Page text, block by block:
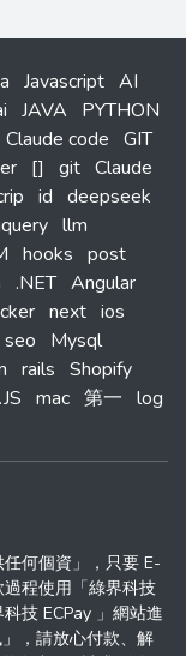
Javascript AI
JAVA
PYTHON
Claude code GIT
[] git Claude
id deepseek
llm
hooks post
.NET Angular
next ios
seo
Mysql
rails Shopify
mac 第一 log
何個資」，只要 E-
程使用「綠界科技
技 ECPay 」網站進
，請放心付款、解